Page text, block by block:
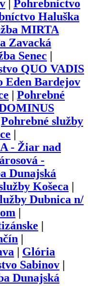
Pohrebníctvo
Haluška
MIRTA
Zavacká
Senec
QUO VADIS
Eden Bardejov
Pohrebné
Pohrebné služby
- Žiar nad
-
Dunajská
Košeca
Dubnica n/
Glória
Sabinov
Dunajská